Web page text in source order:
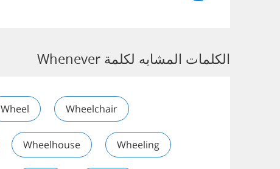
الكلمات المشابه لكلمة Whenever
Wheel Wheelchair
Wheelhouse Wheeling